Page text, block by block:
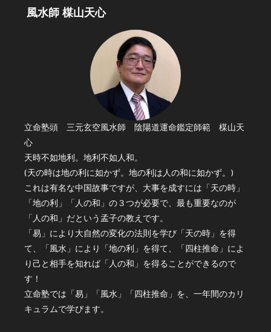
風水師 楳山天心
立命塾頭 三元玄空風水師 陰陽道運命鑑定師範 楳山天
心
天時不如地利。地利不如人和。
(天の時は地の利に如かず。地の利は人の和に如かず。)
これは有名な中国故事ですが、大事を成すには「天の時」
「地の利」「人の和」の３つが必要で、最も重要なのが
「人の和」だという孟子の教えです。
「易」により大自然の変化の法則を学び「天の時」を得
て、「風水」により「地の利」を得て、「四柱推命」によ
り己と相手を知れば「人の和」を得ることができるので
す！
立命塾では「易」「風水」「四柱推命」を、一年間のカリ
キュラムで学びます。